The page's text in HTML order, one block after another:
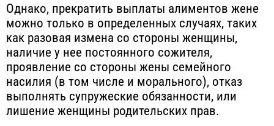
Однако, прекратить выплаты алиментов жене
можно только в определенных случаях, таких
как разовая измена со стороны женщины,
наличие у нее постоянного сожителя,
проявление со стороны жены семейного
насилия (в том числе и морального), отказ
выполнять супружеские обязанности, или
лишение женщины родительских прав.